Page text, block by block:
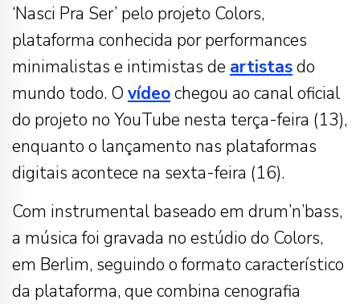
‘Nasci Pra Ser’ pelo projeto Colors,
plataforma conhecida por performances
minimalistas e intimistas de artistasdo
mundo todo. O vídeochegou ao canal oficial
do projeto no YouTube nesta terça-feira (13),
enquanto o lançamento nas plataformas
digitais acontece na sexta-feira (16).
Com instrumental baseado em drum’n’bass,
a música foi gravada no estúdio do Colors,
em Berlim, seguindo o formato característico
da plataforma, que combina cenografia